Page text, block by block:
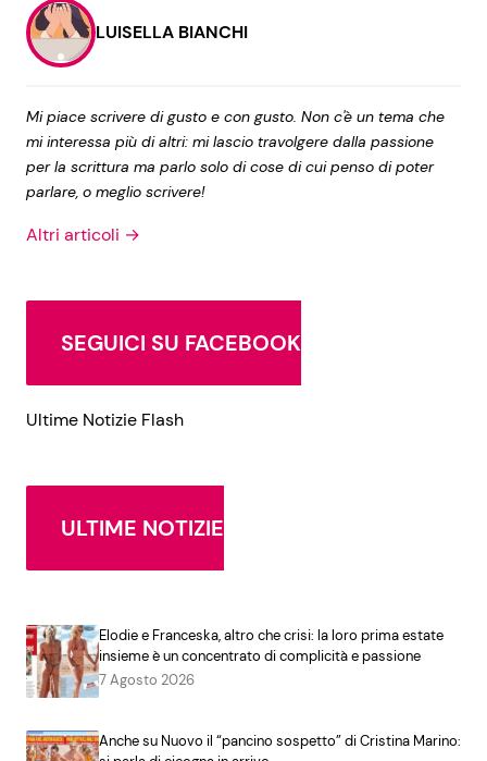
LUISELLA BIANCHI
Mi piace scrivere di gusto e con gusto. Non c'è un tema che
mi interessa più di altri: mi lascio travolgere dalla passione
per la scrittura ma parlo solo di cose di cui penso di poter
parlare, o meglio scrivere!
Altri articoli →
SEGUICI SU FACEBOOK
Ultime Notizie Flash
ULTIME NOTIZIE
Elodie e Franceska, altro che crisi: la loro prima estate
insieme è un concentrato di complicità e passione
7 Agosto 2026
Anche su Nuovo il “pancino sospetto” di Cristina Marino: